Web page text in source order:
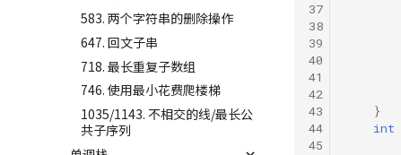
583. 两个字符串的删除操作
647. 回文子串
718. 最长重复子数组
746. 使用最小花费爬楼梯
1035/1143. 不相交的线/最长公
共子序列
37
38
39
40
41
42
43
44
45
}
int